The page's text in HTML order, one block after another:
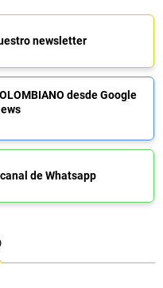
newsletter
desde Google
de Whatsapp